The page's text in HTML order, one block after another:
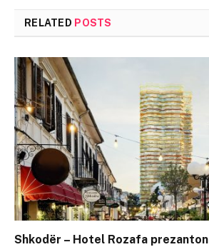
RELATED POSTS
Shkodër – Hotel Rozafa